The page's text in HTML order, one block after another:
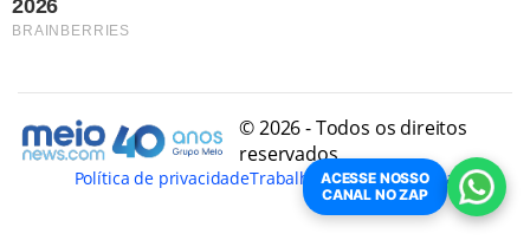
© 2026 - Todos os direitos
reservados
Política de privacidadeTrabalhe ConoscoConheça
ACESSE NOSSO
CANAL NO ZAP